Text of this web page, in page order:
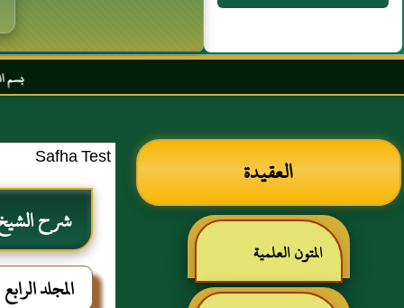
بسم الله الرحمن الرحيم
العقيدة
المتون العلمية
Safha Test
شرح
المجلد الرابع